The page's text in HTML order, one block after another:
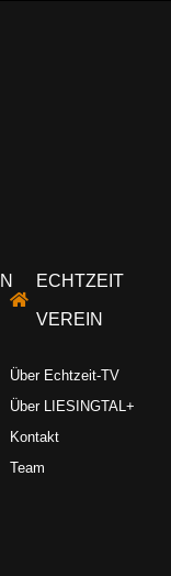
ECHTZEIT
VEREIN
Über Echtzeit-TV
Über LIESINGTAL+
Kontakt
Team